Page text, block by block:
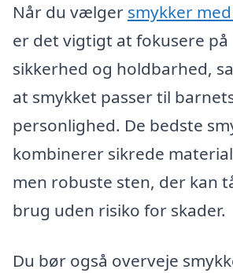
Når du vælger smykker
er det vigtigt at fokusere på
sikkerhed og holdbarhed,
at smykket passer til
personlighed. De bedste
kombinerer sikrede
men robuste sten, der kan
brug uden risiko for skader.
Du bør også overveje